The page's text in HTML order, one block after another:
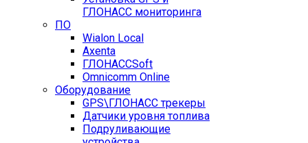
ГЛОНАСС мониторинга
ПО
Wialon Local
Axenta
ГЛОНАССSoft
Оmnicomm Оnline
Оборудование
GPS\ГЛОНАСС трекеры
Датчики уровня топлива
Подруливающие